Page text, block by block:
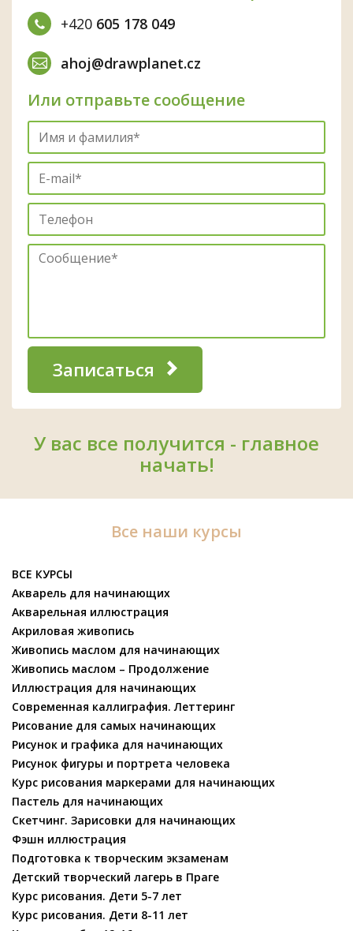
+420 605 178 049
ahoj@drawplanet.cz
Или отправьте сообщение
Записаться
У вас все получится - главное
начать!
Все наши курсы
ВСЕ КУРСЫ
Акварель для начинающих
Акварельная иллюстрация
Акриловая живопись
Живопись маслом для начинающих
Живопись маслом – Продолжение
Иллюстрация для начинающих
Современная каллиграфия. Леттеринг
Рисование для самых начинающих
Рисунок и графика для начинающих
Рисунок фигуры и портрета человека
Курс рисования маркерами для начинающих
Пастель для начинающих
Скетчинг. Зарисовки для начинающих
Фэшн иллюстрация
Подготовка к творческим экзаменам
Детский творческий лагерь в Праге
Курс рисования. Дети 5-7 лет
Курс рисования. Дети 8-11 лет